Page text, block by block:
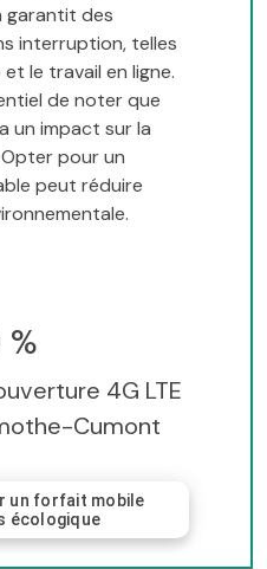
garantit des
interruption, telles
le travail en ligne.
de noter que
un impact sur la
pour un
peut réduire
4G LTE
Cumont
un forfait mobile
écologique